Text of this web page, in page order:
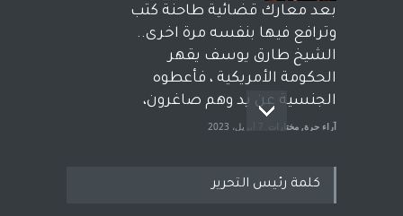
بعد معارك قضائية طاحنة كتب
وترافع فيها بنفسه مرة اخرى..
الشيخ طارق يوسف يقهر
الحكومة الأمريكية ، فأعطوه
الجنسية عن يد وهم صاغرون،
آراء حرة, مختارات
كلمة رئيس التحرير